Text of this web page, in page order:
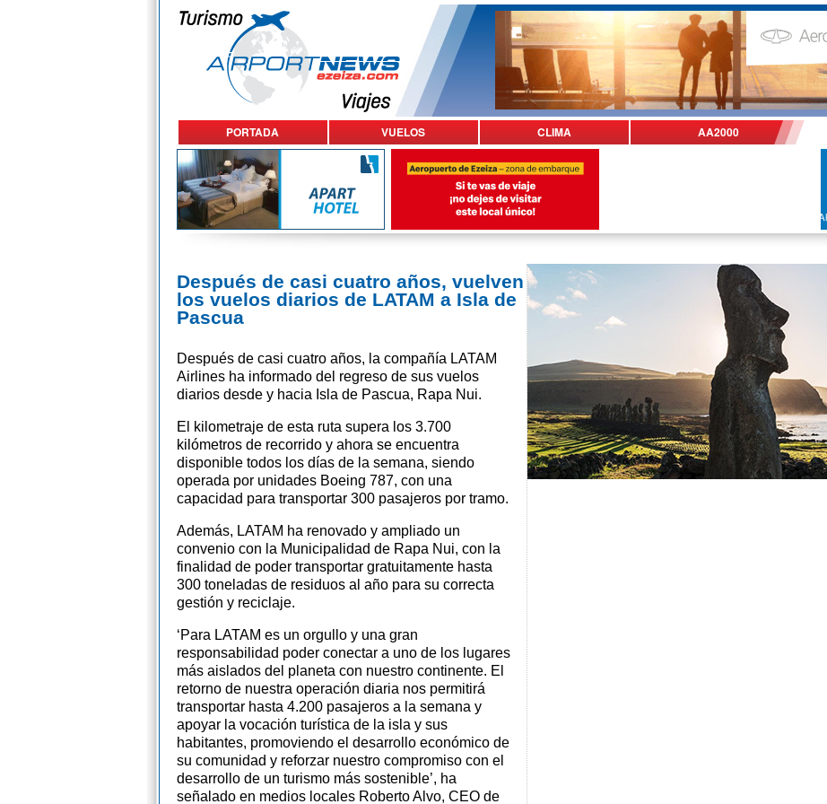
PORTADA VUELOS CLIMA AA2000
Después de casi cuatro años, vuelven
los vuelos diarios de LATAM a Isla de
Pascua
Después de casi cuatro años, la compañía LATAM
Airlines ha informado del regreso de sus vuelos
diarios desde y hacia Isla de Pascua, Rapa Nui.
El kilometraje de esta ruta supera los 3.700
kilómetros de recorrido y ahora se encuentra
disponible todos los días de la semana, siendo
operada por unidades Boeing 787, con una
capacidad para transportar 300 pasajeros por tramo.
Además, LATAM ha renovado y ampliado un
convenio con la Municipalidad de Rapa Nui, con la
finalidad de poder transportar gratuitamente hasta
300 toneladas de residuos al año para su correcta
gestión y reciclaje.
‘Para LATAM es un orgullo y una gran
responsabilidad poder conectar a uno de los lugares
más aislados del planeta con nuestro continente. El
retorno de nuestra operación diaria nos permitirá
transportar hasta 4.200 pasajeros a la semana y
apoyar la vocación turística de la isla y sus
habitantes, promoviendo el desarrollo económico de
su comunidad y reforzar nuestro compromiso con el
desarrollo de un turismo más sostenible’, ha
señalado en medios locales Roberto Alvo, CEO de